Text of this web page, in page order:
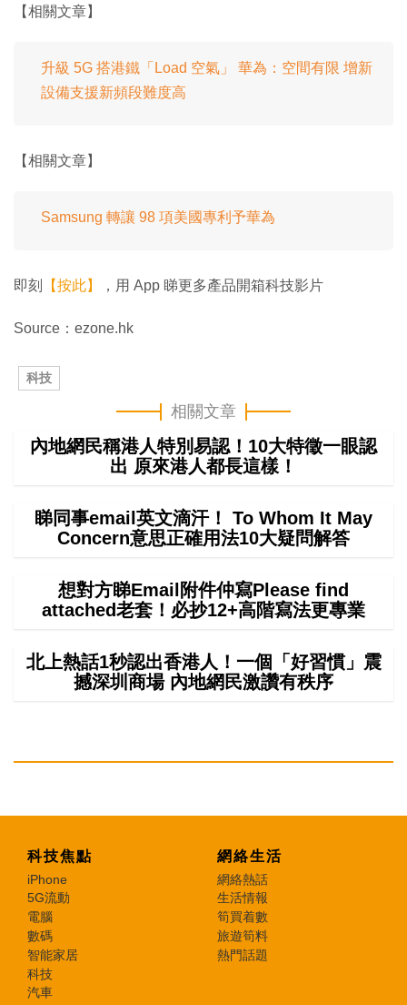
【相關文章】
升級 5G 搭港鐵「Load 空氣」 華為：空間有限 增新
設備支援新頻段難度高
【相關文章】
Samsung 轉讓 98 項美國專利予華為
即刻 【按此】 ，用 App 睇更多產品開箱科技影片
Source：ezone.hk
科技
相關文章
內地網民稱港人特別易認！10大特徵一眼認
出 原來港人都長這樣！
睇同事email英文滴汗！ To Whom It May
Concern意思正確用法10大疑問解答
想對方睇Email附件仲寫Please find
attached老套！必抄12+高階寫法更專業
北上熱話1秒認出香港人！一個「好習慣」震
撼深圳商場 內地網民激讚有秩序
科技焦點
iPhone
5G流動
電腦
數碼
智能家居
科技
汽車
網絡生活
網絡熱話
生活情報
筍買着數
旅遊筍料
熱門話題